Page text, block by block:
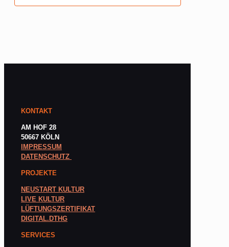
KONTAKT
AM HOF 28
50667 KÖLN
IMPRESSUM
DATENSCHUTZ
PROJEKTE
NEUSTART KULTUR
LIVE KULTUR
LÜFTUNGSZERTIFIKAT
DIGITAL.DTHG
SERVICES